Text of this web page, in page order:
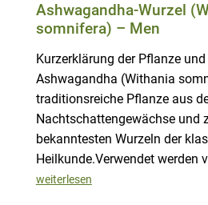
Ashwagandha-Wurzel
somnifera) – Men
Kurzerklärung der Pflanze
Ashwagandha (Withania
traditionsreiche Pflanze aus
Nachtschattengewächse und
bekanntesten Wurzeln der
Heilkunde.Verwendet werden
weiterlesen